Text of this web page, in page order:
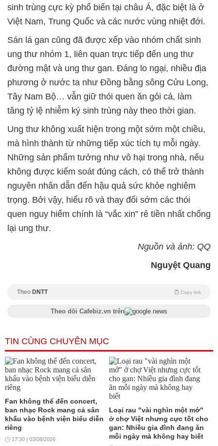
sinh trùng cực kỳ phổ biến tại châu Á, đặc biệt là ở
Việt Nam, Trung Quốc và các nước vùng nhiệt đới.
Sán lá gan cũng đã được xếp vào nhóm chất sinh
ung thư nhóm 1, liên quan trực tiếp đến ung thư
đường mật và ung thư gan. Đáng lo ngại, nhiều địa
phương ở nước ta như Đồng bằng sông Cửu Long,
Tây Nam Bộ… vẫn giữ thói quen ăn gỏi cá, làm
tăng tỷ lệ nhiễm ký sinh trùng này theo thời gian.
Ung thư không xuất hiện trong một sớm một chiều,
mà hình thành từ những tiếp xúc tích tụ mỗi ngày.
Những sản phẩm tưởng như vô hại trong nhà, nếu
không được kiểm soát đúng cách, có thể trở thành
nguyên nhân dẫn đến hậu quả sức khỏe nghiêm
trọng. Bởi vậy, hiểu rõ và thay đổi sớm các thói
quen nguy hiểm chính là “vắc xin” rẻ tiền nhất chống
lại ung thư.
Nguồn và ảnh: QQ
Nguyệt Quang
Theo DNTT Copy link
Theo dõi Cafebiz.vn trên
TIN CÙNG CHUYÊN MỤC
Fan không thể đến concert,
ban nhạc Rock mang cả sân
khấu vào bệnh viện biểu diễn
riêng
17:30 | 03/08/2026
Loại rau "vài nghìn một mớ"
ở chợ Việt nhưng cực tốt cho
gan: Nhiều gia đình đang ăn
mỗi ngày mà không hay biết